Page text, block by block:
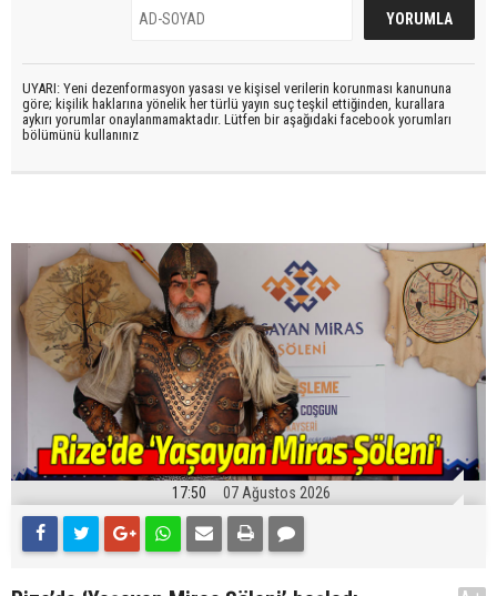
UYARI: Yeni dezenformasyon yasası ve kişisel verilerin korunması kanununa
göre; kişilik haklarına yönelik her türlü yayın suç teşkil ettiğinden, kurallara
aykırı yorumlar onaylanmamaktadır. Lütfen bir aşağıdaki facebook yorumları
bölümünü kullanınız
17:50 07 Ağustos 2026